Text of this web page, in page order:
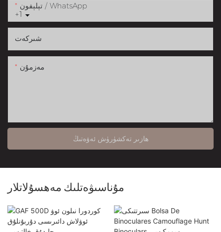
+1
تېلېفون / WhatsApp
شىركەت
مەزمۇن
ھازىر تەكشۈرۈش ئەۋەتىڭ
مۇناسىۋەتلىك مەھسۇلاتلار